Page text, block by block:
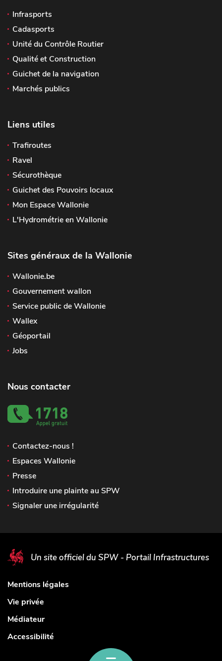
Infrasports
Cadasports
Unité du Contrôle Routier
Qualité et Construction
Guichet de la navigation
Marchés publics
Liens utiles
Trafiroutes
Ravel
Sécurothèque
Guichet des Pouvoirs locaux
Mon Espace Wallonie
L'Hydrométrie en Wallonie
Sites généraux de la Wallonie
Wallonie.be
Gouvernement wallon
Service public de Wallonie
Wallex
Géoportail
Jobs
Nous contacter
Contactez-nous !
Espaces Wallonie
Presse
Introduire une plainte au SPW
Signaler une irrégularité
Un site officiel du SPW - Portail Infrastructures
Mentions légales
Vie privée
Médiateur
Accessibilité